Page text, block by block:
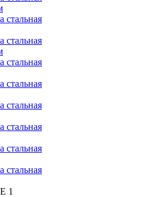
стальная
стальная
стальная
стальная
стальная
стальная
стальная
стальная
1